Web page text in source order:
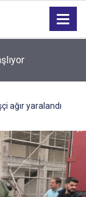
ağır yaralandı